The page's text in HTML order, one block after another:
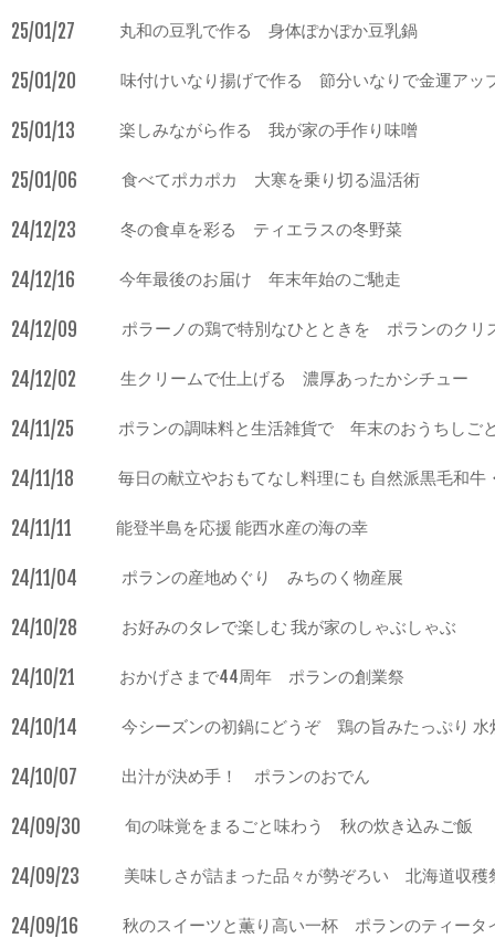
25/01/27 丸和の豆乳で作る 身体ぽかぽか豆乳鍋
25/01/20 味付けいなり揚げで作る 節分いなりで金運アッ
25/01/13 楽しみながら作る 我が家の手作り味噌
25/01/06 食べてポカポカ 大寒を乗り切る温活術
24/12/23 冬の食卓を彩る ティエラスの冬野菜
24/12/16 今年最後のお届け 年末年始のご馳走
24/12/09 ポラーノの鶏で特別なひとときを ポランのクリ
24/12/02 生クリームで仕上げる 濃厚あったかシチュー
24/11/25 ポランの調味料と生活雑貨で 年末のおうちしご
24/11/18 毎日の献立やおもてなし料理にも 自然派黒毛和牛
24/11/11 能登半島を応援 能西水産の海の幸
24/11/04 ポランの産地めぐり みちのく物産展
24/10/28 お好みのタレで楽しむ 我が家のしゃぶしゃぶ
24/10/21 おかげさまで44周年 ポランの創業祭
24/10/14 今シーズンの初鍋にどうぞ 鶏の旨みたっぷり 水
24/10/07 出汁が決め手！ ポランのおでん
24/09/30 旬の味覚をまるごと味わう 秋の炊き込みご飯
24/09/23 美味しさが詰まった品々が勢ぞろい 北海道収穫
24/09/16 秋のスイーツと薫り高い一杯 ポランのティータ